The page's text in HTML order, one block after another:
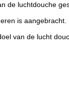
de luchtdouche
is aangebracht.
van de lucht